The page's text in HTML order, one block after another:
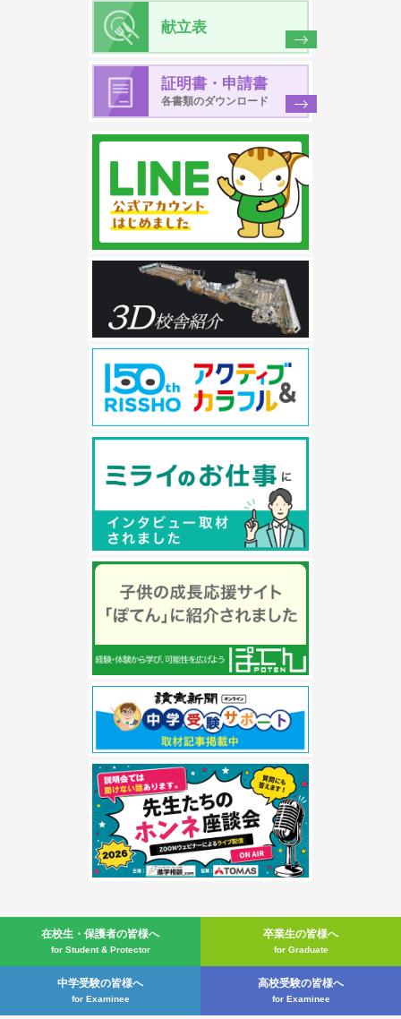
献立表
証明書・申請書
各書類のダウンロード
在校生・ 保護者の皆様へ
for Student & Protector
卒業生の皆様へ
for Graduate
中学受験の皆様へ
for Examinee
高校受験の皆様へ
for Examinee